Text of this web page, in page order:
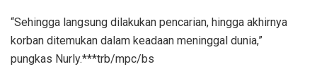
“Sehingga langsung dilakukan pencarian, hingga akhirnya
korban ditemukan dalam keadaan meninggal dunia,”
pungkas Nurly.***trb/mpc/bs